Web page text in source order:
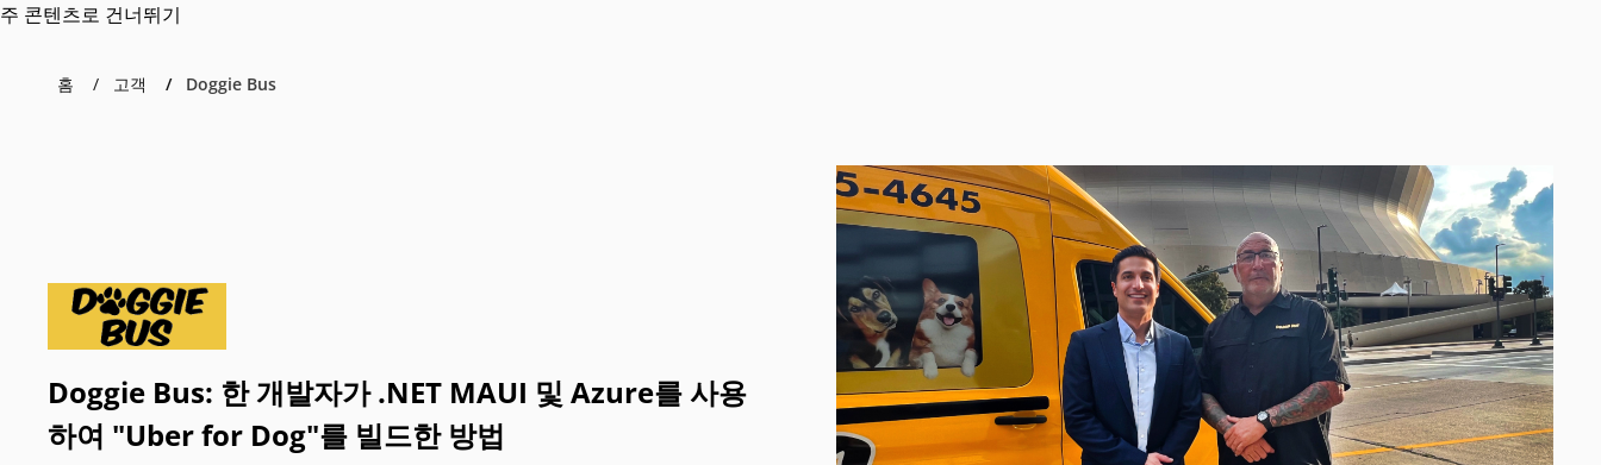
주 콘텐츠로 건너뛰기
홈 고객 Doggie Bus
Doggie Bus: 한 개발자가 .NET MAUI 및 Azure를 사용
하여 "Uber for Dog"를 빌드한 방법